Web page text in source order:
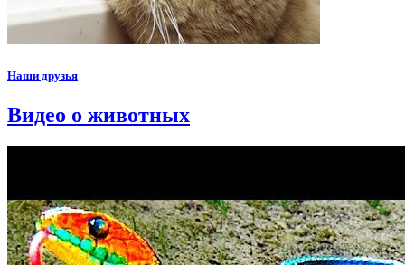
Наши друзья
Видео о животных